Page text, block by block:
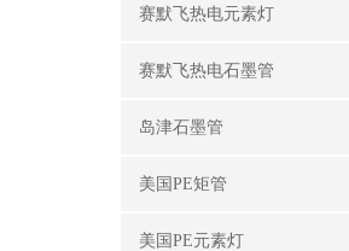
赛默飞热电元素灯
赛默飞热电石墨管
岛津石墨管
美国PE矩管
美国PE元素灯